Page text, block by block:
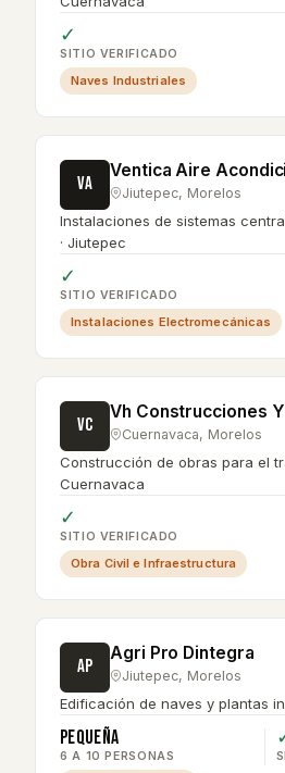
✓
SITIO VERIFICADO
Naves Industriales
VA
Ventica Aire
Jiutepec, Morelos
Instalaciones de sistemas
· Jiutepec
✓
SITIO VERIFICADO
Instalaciones Electromecánicas
VC
Vh Construcciones
Cuernavaca, Morelos
Construcción de obras para el
Cuernavaca
✓
SITIO VERIFICADO
Obra Civil e Infraestructura
AP
Agri Pro Dintegra
Jiutepec, Morelos
Edificación de naves y plantas
Pequeña
6 A 10 PERSONAS